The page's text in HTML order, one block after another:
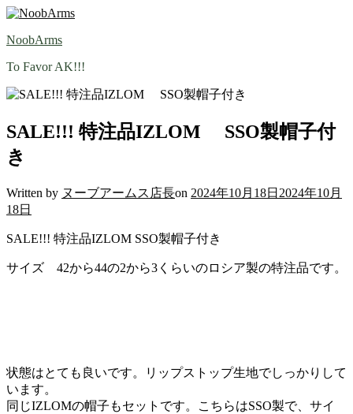
Skip
content
NoobArms
To Favor AK!!!
SALE!!! 特注品IZLOM SSO製帽子付
き
Written by ヌーブアームス店長on 2024年10月18日 2024年10月
18日
SALE!!! 特注品IZLOM SSO製帽子付き
サイズ 42から44の2から3くらいのロシア製の特注品です。
状態はとても良いです。リップストップ生地でしっかりして
います。
同じIZLOMの帽子もセットです。こちらはSSO製で、サイ